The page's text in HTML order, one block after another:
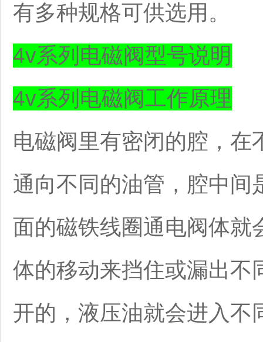
有多种规格可供选用。
4v系列电磁阀型号说明
4v系列电磁阀工作原理
电磁阀里有密闭的腔，在
通向不同的油管，腔中间
面的磁铁线圈通电阀体就
体的移动来挡住或漏出不
开的，液压油就会进入不